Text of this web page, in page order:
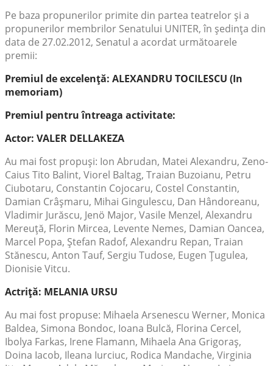
Pe baza propunerilor primite din partea teatrelor şi a
propunerilor membrilor Senatului UNITER, în şedinţa din
data de 27.02.2012, Senatul a acordat următoarele
premii:
Premiul de excelenţă: ALEXANDRU TOCILESCU (In
memoriam)
Premiul pentru întreaga activitate:
Actor: VALER DELLAKEZA
Au mai fost propuşi: Ion Abrudan, Matei Alexandru, Zeno-
Caius Tito Balint, Viorel Baltag, Traian Buzoianu, Petru
Ciubotaru, Constantin Cojocaru, Costel Constantin,
Damian Crâşmaru, Mihai Gingulescu, Dan Hândoreanu,
Vladimir Jurăscu, Jenö Major, Vasile Menzel, Alexandru
Mereuţă, Florin Mircea, Levente Nemes, Damian Oancea,
Marcel Popa, Ştefan Radof, Alexandru Repan, Traian
Stănescu, Anton Tauf, Sergiu Tudose, Eugen Ţugulea,
Dionisie Vitcu.
Actriţă: MELANIA URSU
Au mai fost propuse: Mihaela Arsenescu Werner, Monica
Baldea, Simona Bondoc, Ioana Bulcă, Florina Cercel,
Ibolya Farkas, Irene Flamann, Mihaela Ana Grigoraş,
Doina Iacob, Ileana Iurciuc, Rodica Mandache, Virginia